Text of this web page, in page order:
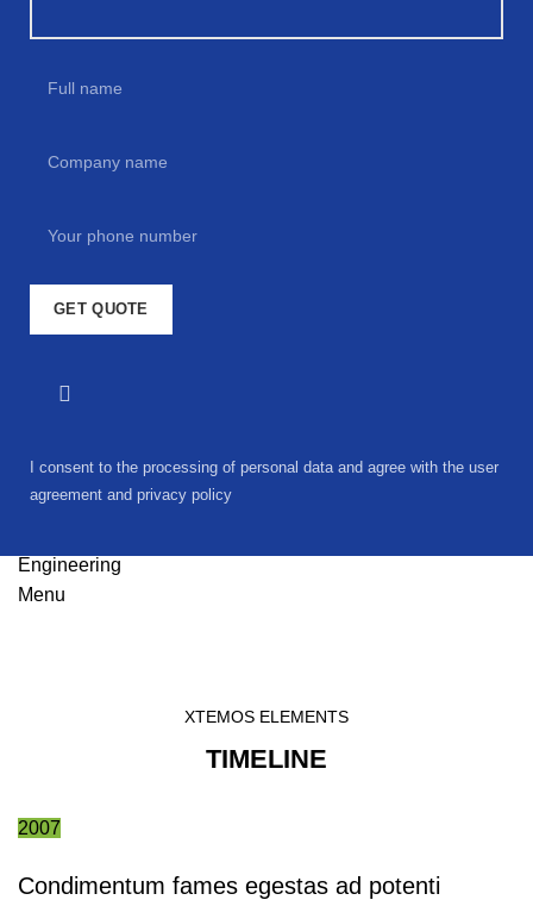
I consent to the processing of personal data and agree with the user
agreement and privacy policy
Menu
XTEMOS ELEMENTS
TIMELINE
2007
Condimentum fames egestas ad potenti